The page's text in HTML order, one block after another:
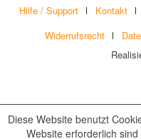
Hilfe / Support
Kontakt
Widerrufsrecht
Diese Website benutzt
Website erforderlich